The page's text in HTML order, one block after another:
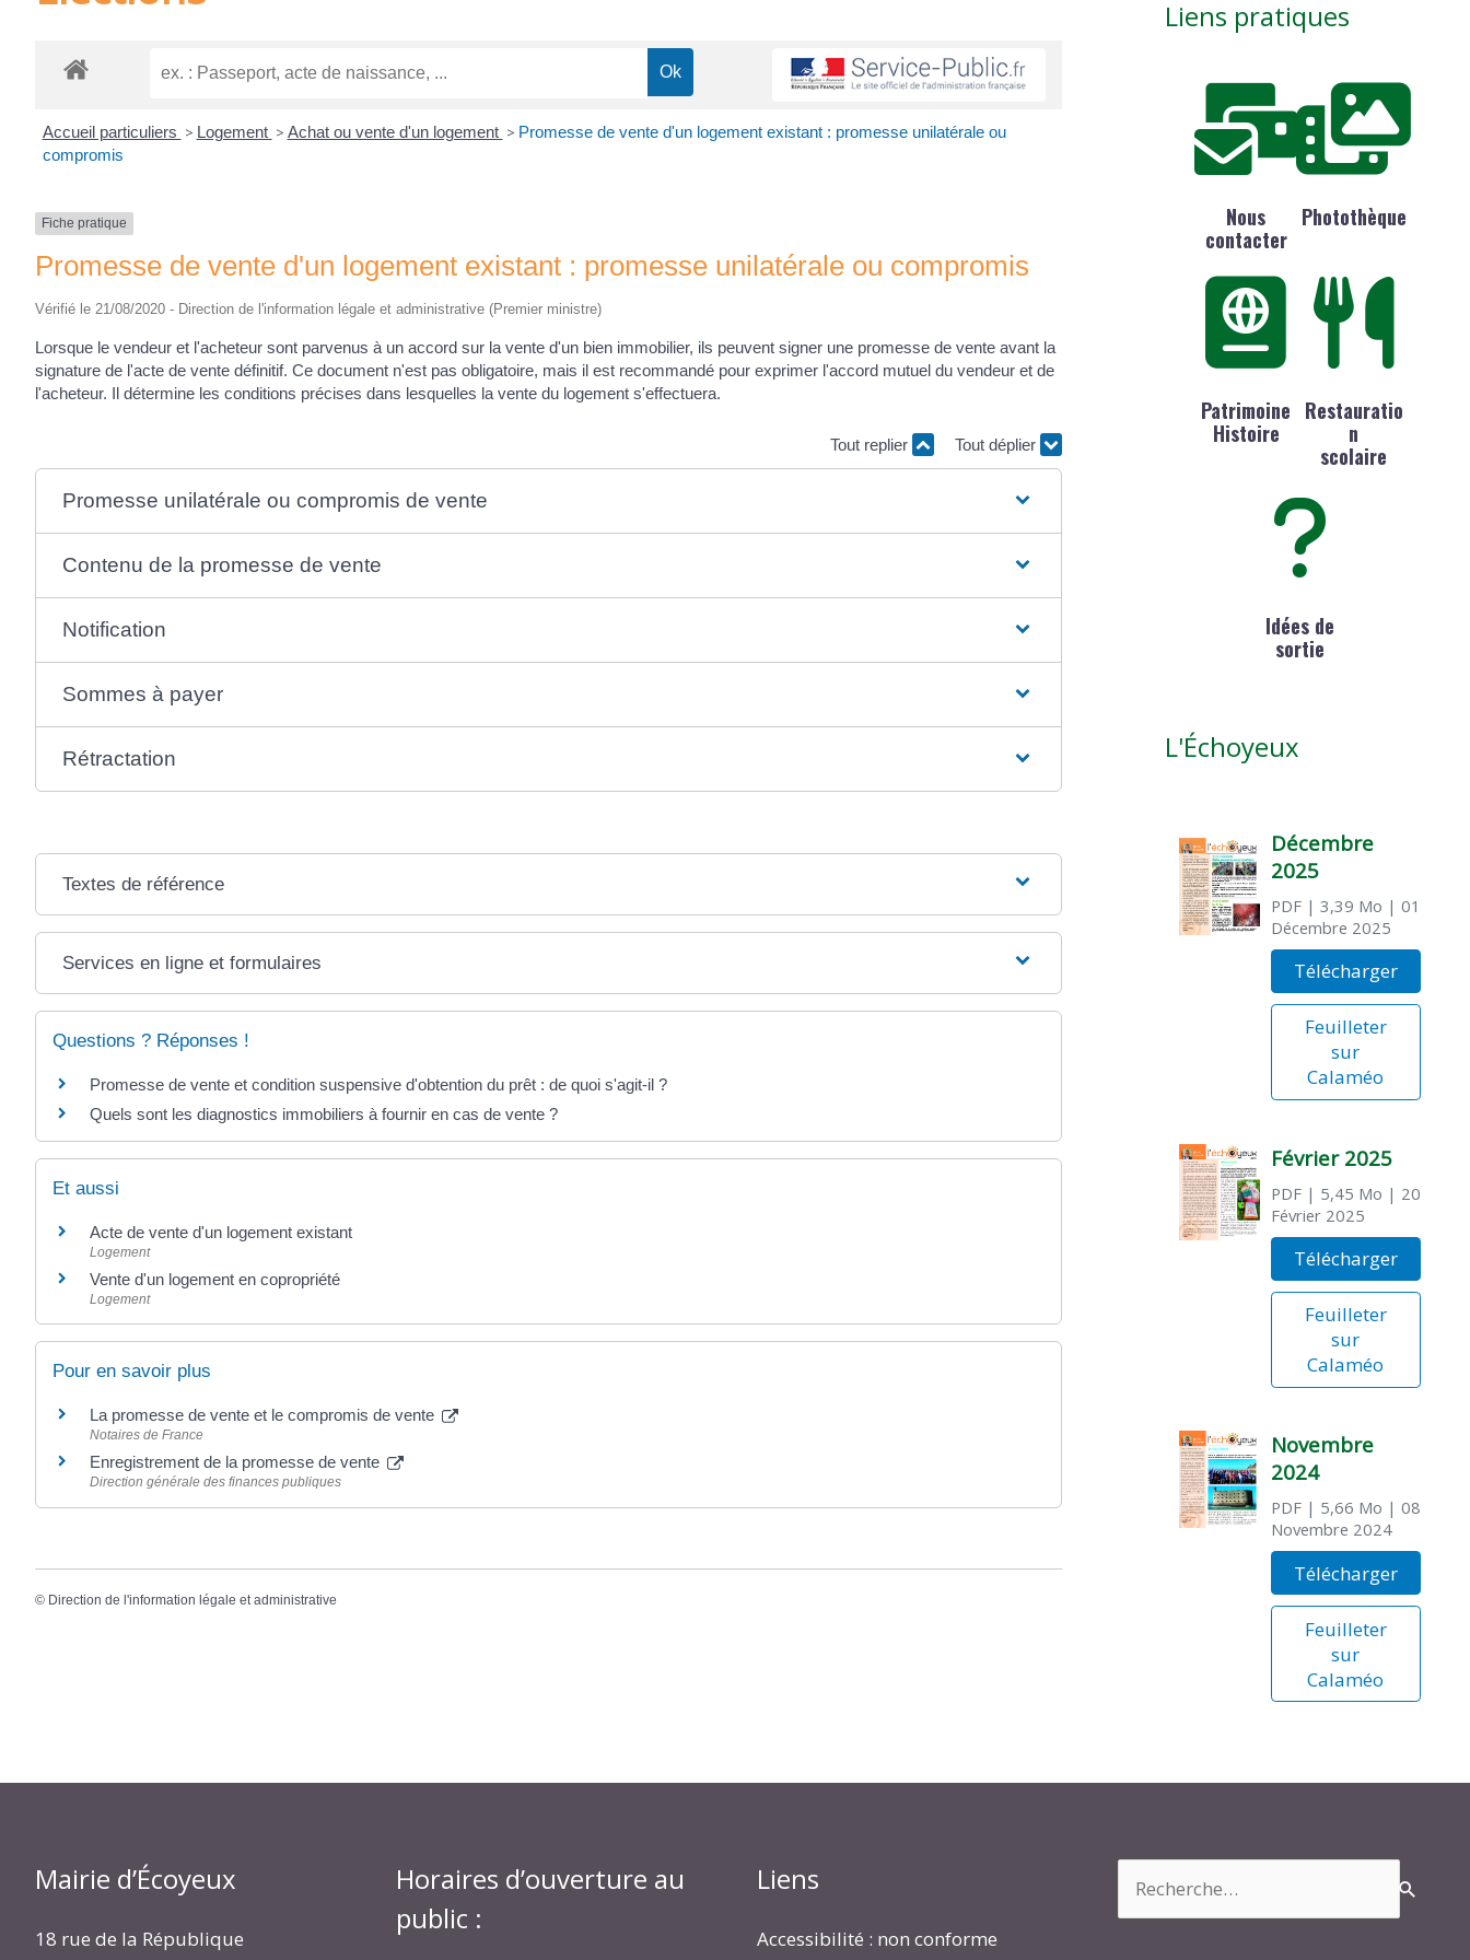
Accueil particuliers > Logement > Achat ou vente d'un logement > Promesse de vente d'un logement existant : promesse unilatérale ou
compromis
Fiche pratique
Promesse de vente d'un logement existant : promesse unilatérale ou compromis
Vérifié le 21/08/2020 - Direction de l'information légale et administrative (Premier ministre)
Lorsque le vendeur et l'acheteur sont parvenus à un accord sur la vente d'un bien immobilier, ils peuvent signer une promesse de vente avant la
signature de l'acte de vente définitif. Ce document n'est pas obligatoire, mais il est recommandé pour exprimer l'accord mutuel du vendeur et de
l'acheteur. Il détermine les conditions précises dans lesquelles la vente du logement s'effectuera.
Tout replier Tout déplier
Promesse unilatérale ou compromis de vente
Contenu de la promesse de vente
Notification
Sommes à payer
Rétractation
Textes de référence
Services en ligne et formulaires
Questions ? Réponses !
Promesse de vente et condition suspensive d'obtention du prêt : de quoi s'agit-il ?
Quels sont les diagnostics immobiliers à fournir en cas de vente ?
Et aussi
Acte de vente d'un logement existant
Logement
Vente d'un logement en copropriété
Logement
Pour en savoir plus
La promesse de vente et le compromis de vente
Notaires de France
Enregistrement de la promesse de vente
Direction générale des finances publiques
© Direction de l'information légale et administrative
Liens pratiques
Nous
contacter
Photothèque
Patrimoine
Histoire
Restauratio
n
scolaire
Idées de
sortie
L'Échoyeux
Décembre
2025
PDF| 3,39 Mo | 01
Décembre 2025
Télécharger
Feuilleter
sur
Calaméo
Février 2025
PDF| 5,45 Mo | 20
Février 2025
Télécharger
Feuilleter
sur
Calaméo
Novembre
2024
PDF| 5,66 Mo | 08
Novembre 2024
Télécharger
Feuilleter
sur
Calaméo
Mairie d’Écoyeux
18 rue de la République
Horaires d’ouverture au
public :
Liens
Accessibilité : non conforme